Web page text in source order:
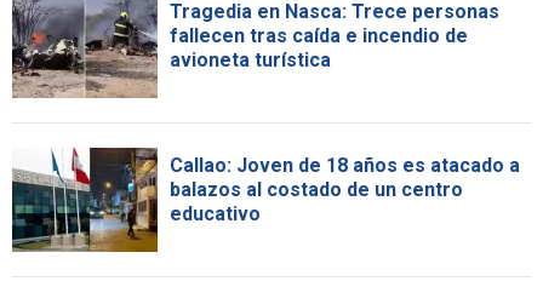
Tragedia en Nasca: Trece personas
fallecen tras caída e incendio de
avioneta turística
Callao: Joven de 18 años es atacado a
balazos al costado de un centro
educativo